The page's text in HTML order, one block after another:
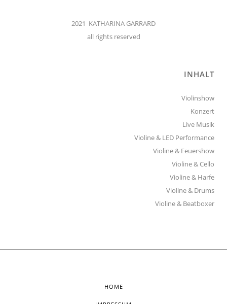
2021 KATHARINA GARRARD
all rights reserved
INHALT
Violinshow
Konzert
Live Musik
Violine & LED Performance
Violine & Feuershow
Violine & Cello
Violine & Harfe
Violine & Drums
Violine & Beatboxer
HOME